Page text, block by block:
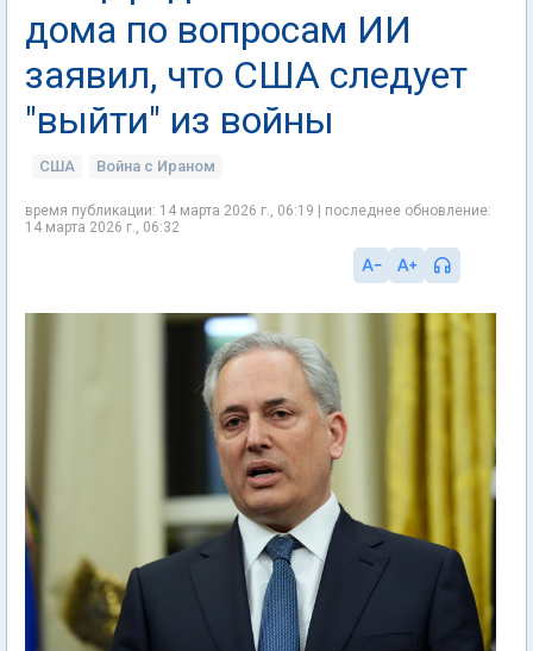
дома по вопросам ИИ
заявил, что США следует
"выйти" из войны
США Война с Ираном
время публикации: 14 марта 2026 г., 06:19 | последнее обновление:
14 марта 2026 г., 06:32